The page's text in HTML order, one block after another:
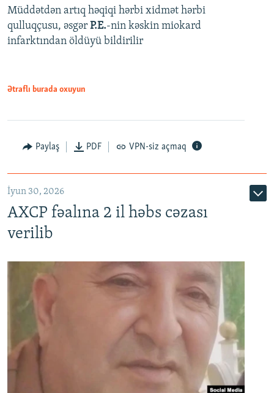
Müddətdən artıq həqiqi hərbi xidmət hərbi
qulluqçusu, əsgər P.E.-nin kəskin miokard
infarktından öldüyü bildirilir
Ətraflı burada oxuyun
Paylaş PDF VPN-siz açmaq
İyun 30, 2026
AXCP fəalına 2 il həbs cəzası
verilib